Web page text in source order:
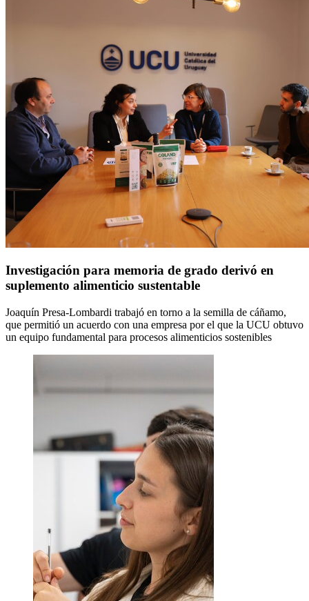
Investigación para memoria de grado derivó en
suplemento alimenticio sustentable
Joaquín Presa-Lombardi trabajó en torno a la semilla de cáñamo,
que permitió un acuerdo con una empresa por el que la UCU obtuvo
un equipo fundamental para procesos alimenticios sostenibles